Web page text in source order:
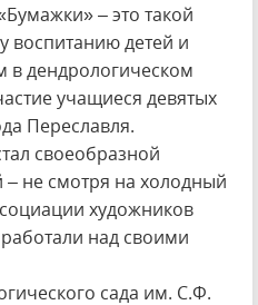
– это такой
воспитанию детей и
в дендрологическом
учащиеся девятых
Переславля.
своеобразной
не смотря на холодный
художников
над своими
сада им. С.Ф.